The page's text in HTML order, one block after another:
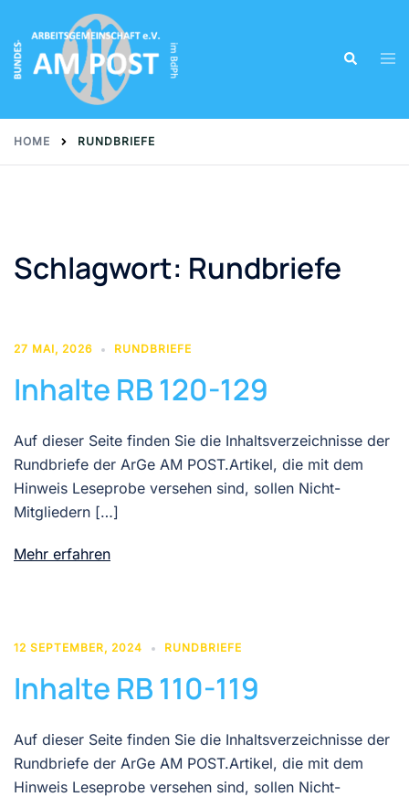
content
Search
HOME RUNDBRIEFE
Schlagwort: Rundbriefe
27 MAI, 2026 RUNDBRIEFE
Inhalte RB 120-129
Auf dieser Seite finden Sie die Inhaltsverzeichnisse der
Rundbriefe der ArGe AM POST.Artikel, die mit dem
Hinweis Leseprobe versehen sind, sollen Nicht-
Mitgliedern […]
Mehr erfahren
12 SEPTEMBER, 2024 RUNDBRIEFE
Inhalte RB 110-119
Auf dieser Seite finden Sie die Inhaltsverzeichnisse der
Rundbriefe der ArGe AM POST.Artikel, die mit dem
Hinweis Leseprobe versehen sind, sollen Nicht-